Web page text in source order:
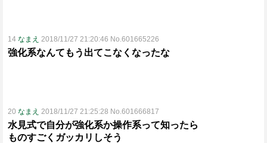
14 なまえ 2018/11/27 21:20:46 No.601665226
強化系なんてもう出てこなくなったな
20 なまえ 2018/11/27 21:25:28 No.601666817
水見式で自分が強化系か操作系って知ったら
ものすごくガッカリしそう